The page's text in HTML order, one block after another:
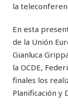
la
En esta
de la Unión
Gianluca
la OCDE,
finales los
Planificación y